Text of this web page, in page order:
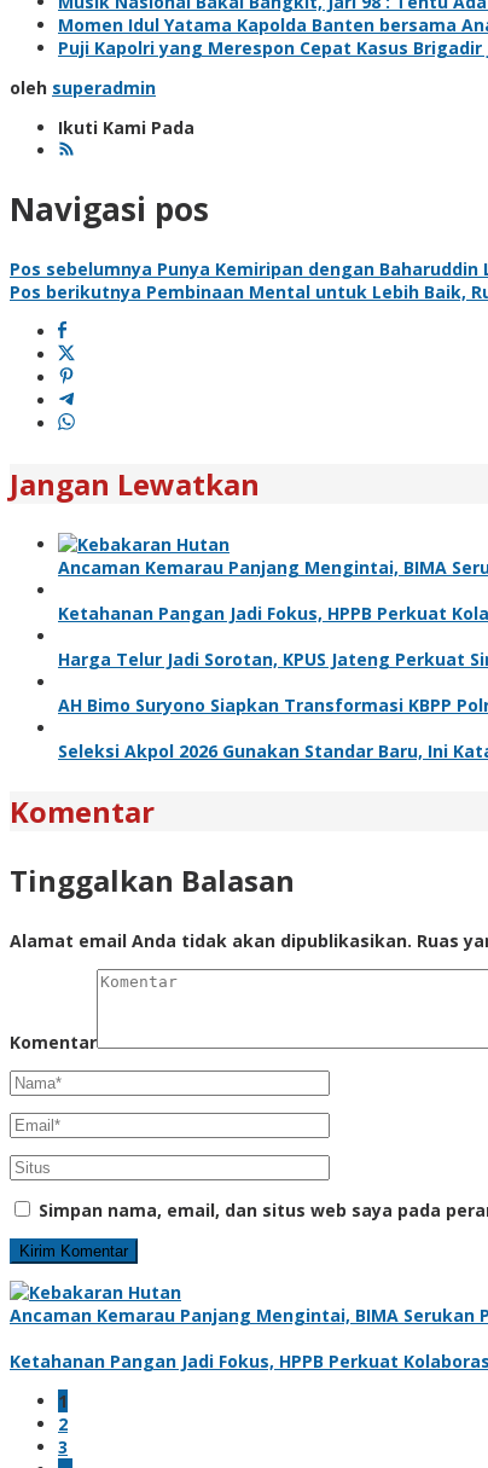
Momen Idul Yatama Kapolda Banten bersama
Puji Kapolri yang Merespon Cepat Kasus
oleh superadmin
Ikuti Kami Pada
Navigasi pos
Pos sebelumnya Punya Kemiripan dengan
Pos berikutnya Pembinaan Mental untuk Lebih Baik,
Jangan Lewatkan
Ancaman Kemarau Panjang Mengintai, BIMA
Ketahanan Pangan Jadi Fokus, HPPB Perkuat
Harga Telur Jadi Sorotan, KPUS Jateng Perkuat
AH Bimo Suryono Siapkan Transformasi KBPP
Seleksi Akpol 2026 Gunakan Standar Baru, Ini
Komentar
Tinggalkan Balasan
Alamat email Anda tidak akan dipublikasikan. Ruas
Komentar
Simpan nama, email, dan situs web saya pada
Ancaman Kemarau Panjang Mengintai, BIMA
Ketahanan Pangan Jadi Fokus, HPPB Perkuat
1
2
3